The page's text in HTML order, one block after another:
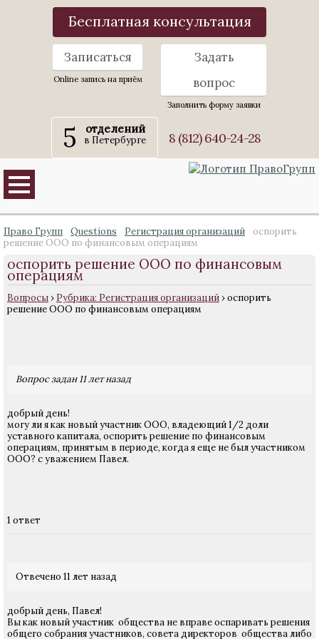
Бесплатная консультация
Записаться
Online запись на приём
Задать
вопрос
Заполнить форму заявки
5 отделений
в Петербурге 8 (812) 640-24-28
Право Групп Questions Регистрация организаций
оспорить
решение ООО по финансовым операциям
оспорить решение ООО по финансовым
операциям
Вопросы› Рубрика: Регистрация организаций›оспорить
решение ООО по финансовым операциям
Вопрос задан 11 лет назад
добрый день!
могу ли я как новый участник ООО, владеющий 1/2 доли
уставного капитала, оспорить решение по финансовым
операциям, принятым в периоде, когда я еще не был участником
ООО? с уважением Павел.
1 ответ
Отвечено 11 лет назад
добрый день, Павел!
Вы как новый участник общества не вправе оспаривать решения
общего собрания участников, совета директоров общества либо